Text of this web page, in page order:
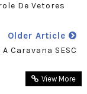
De Vetores
Older Article
Caravana SESC
View More